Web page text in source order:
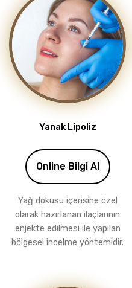
Yanak Lipoliz
Online Bilgi Al
Yağ dokusu içerisine özel
olarak hazırlanan ilaçlarının
enjekte edilmesi ile yapılan
bölgesel incelme yöntemidir.